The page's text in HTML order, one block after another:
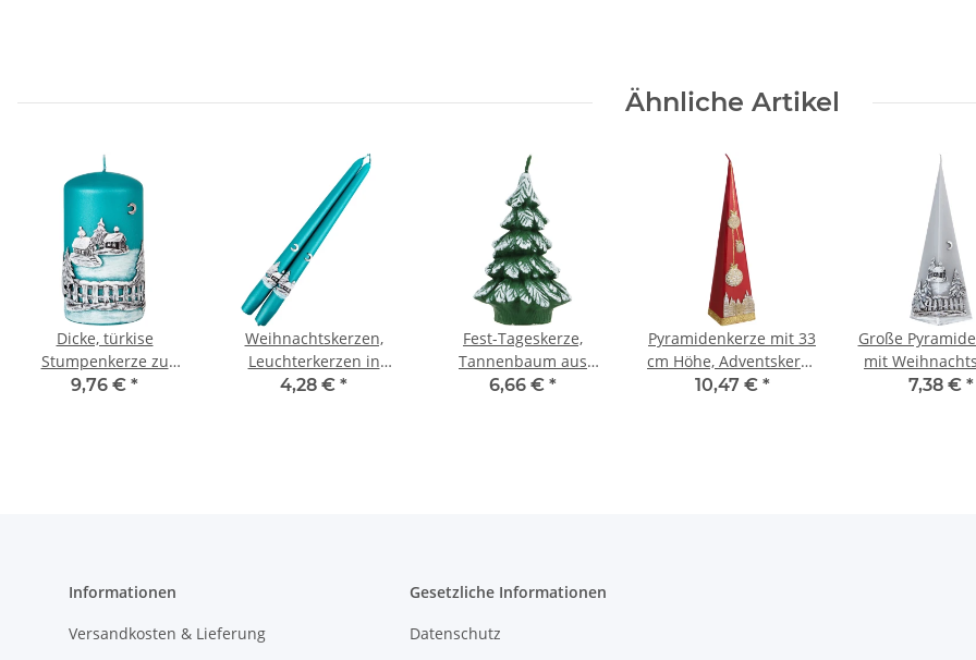
Ähnliche Artikel
Dicke, türkise
Stumpenkerze zu
Weihnachten mit
9,76 € *
Weihnachtskerzen,
Leuchterkerzen in
Türkis, 2er-Set
4,28 € *
Fest-Tageskerze,
Tannenbaum aus
Wachs als
6,66 € *
Pyramidenkerze mit 33
cm Höhe, Adventskerze
mit goldenem
10,47 € *
Große
mit
aus Wachs,
7,38 € *
Informationen
Versandkosten & Lieferung
Gesetzliche Informationen
Datenschutz